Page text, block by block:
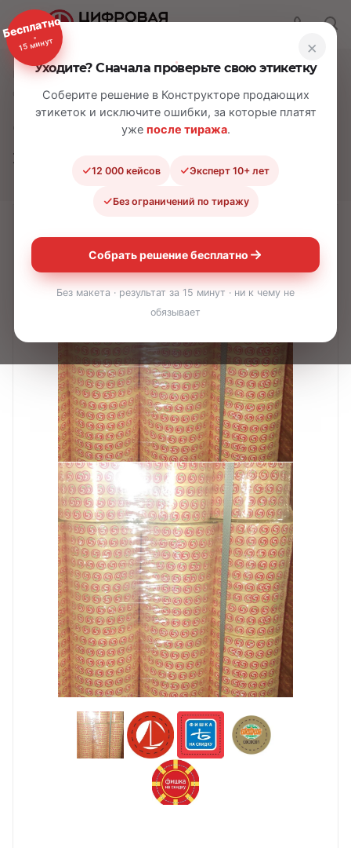
Главная — Каталог — Самоклеящиеся этикетки —
Самоклеящиеся этикетки-фишки
Самоклеящиеся
этикетки-фишки
Бесплатно
15 минут ×
Уходите? Сначала проверьте свою этикетку
Соберите решение в Конструкторе продающих
этикеток и исключите ошибки, за которые платят
уже после тиража.
12 000 кейсов Эксперт 10+ лет
Без ограничений по тиражу
Собрать решение бесплатно
Без макета · результат за 15 минут · ни к чему не
обязывает